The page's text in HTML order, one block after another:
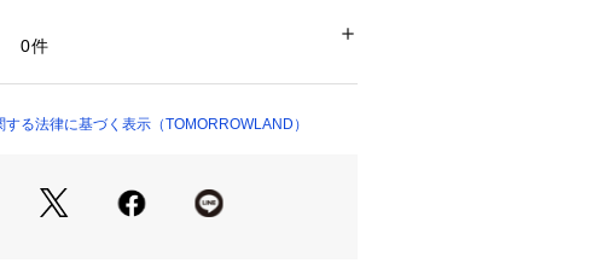
一着。
かに広がるシルエットとセンタープレスが
なスタイリングをお楽しみいただける万能
、漂白不可、タンブル乾燥不可、自然乾燥、アイロ
ドライ不可、ウエットクリーニング可
（ショップ）
0件
る法律に基づく表示（TOMORROWLAND）